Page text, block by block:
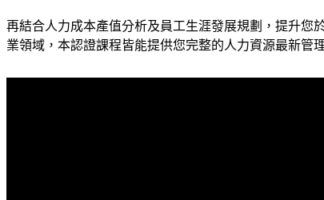
再結合人力成本產值分析及員工生涯發展規劃，提升您
業領域，本認證課程皆能提供您完整的人力資源最新管